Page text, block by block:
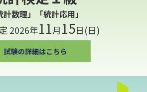
計数理」「統計応用」
2026年11月15日(日)